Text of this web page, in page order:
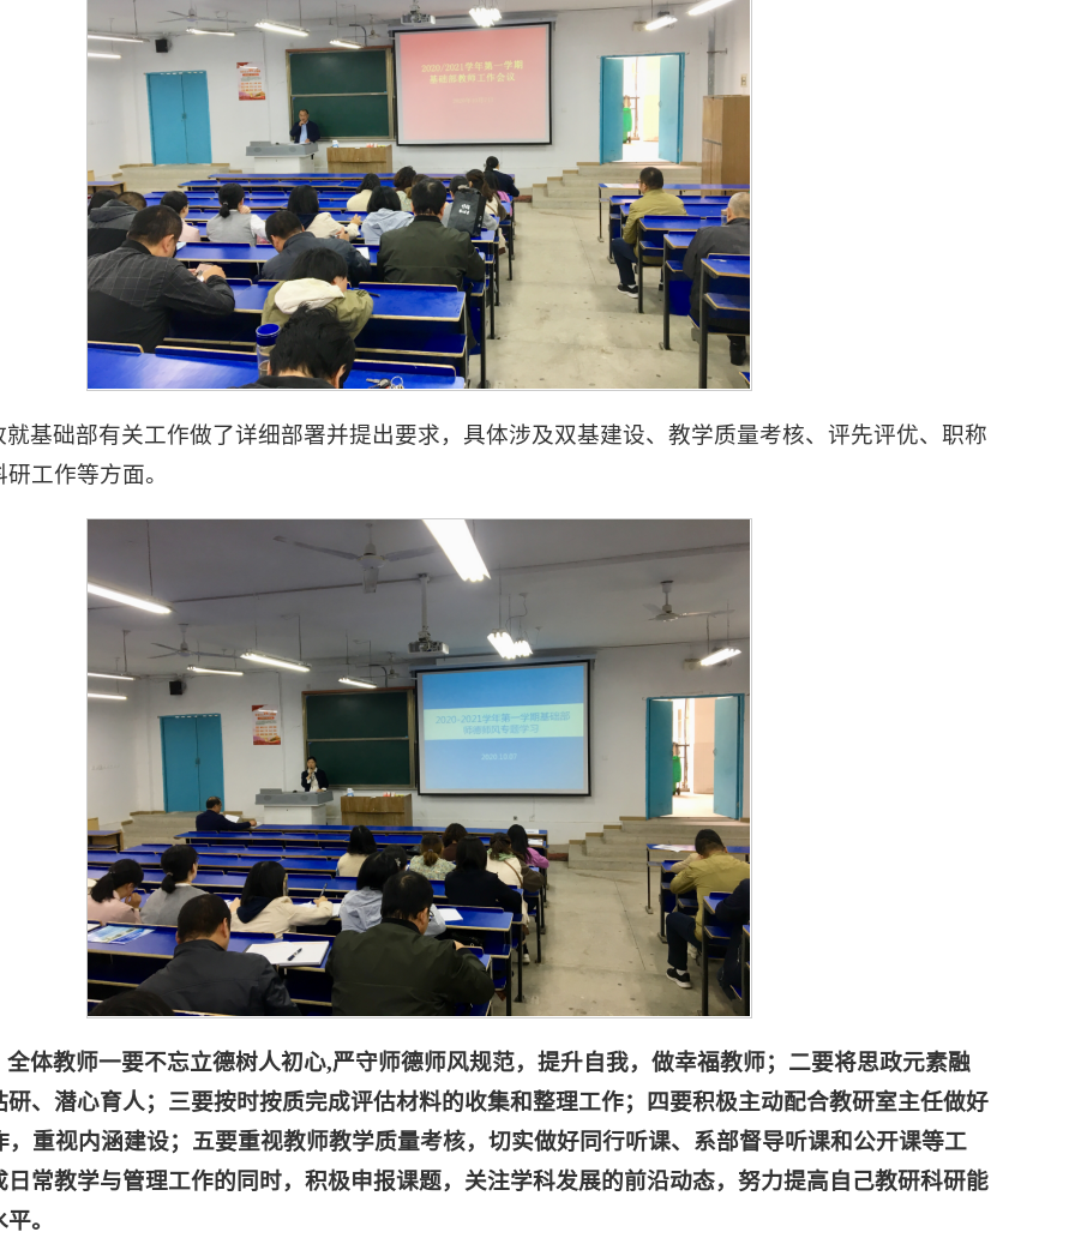
就基础部有关工作做了详细部署并提出要求，具体涉及双基建设、教学质量考核、评先评优、职称
工作等方面。
全体教师一要不忘立德树人初心,严守师德师风规范，提升自我，做幸福教师；二要将思政元素融
研、潜心育人；三要按时按质完成评估材料的收集和整理工作；四要积极主动配合教研室主任做好
，重视内涵建设；五要重视教师教学质量考核，切实做好同行听课、系部督导听课和公开课等工
日常教学与管理工作的同时，积极申报课题，关注学科发展的前沿动态，努力提高自己教研科研能
。